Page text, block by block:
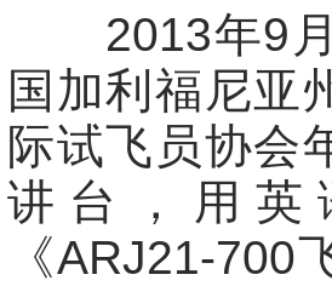
2013年9月
国加利福尼亚
际试飞员协会
讲台，用英
《ARJ21-